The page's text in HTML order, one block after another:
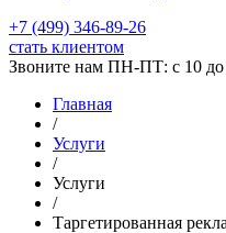
+7 (499) 346-89-26
стать клиентом
Звоните нам ПН-ПТ: с 10 до
Главная
/
Услуги
/
Услуги
/
Таргетированная